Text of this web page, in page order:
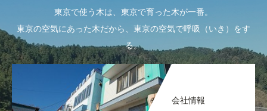
東京で使う木は、東京で育った木が一番。
東京の空気にあった木だから、東京の空気で呼吸（いき）をす
る。
会社情報